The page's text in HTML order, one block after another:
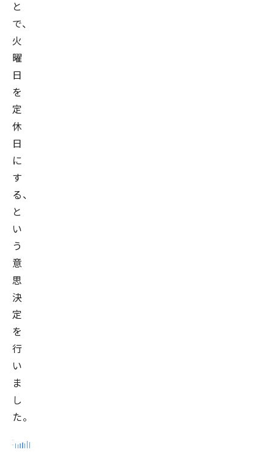
と
で、
火
曜
日
を
定
休
日
に
す
る、
と
い
う
意
思
決
定
を
行
い
ま
し
た。